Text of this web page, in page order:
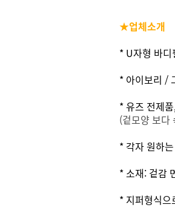
★업체소개
* U자형 바디
* 아이보리 /
* 유즈 전제
(겉모양 보다
* 각자 원하
* 소재: 겉감
* 지퍼형식으